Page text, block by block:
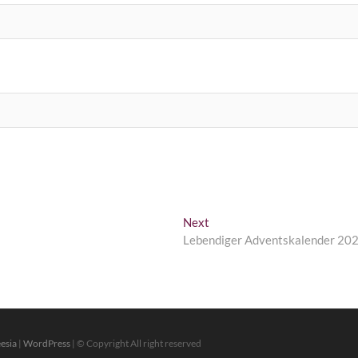
Next
post:
Lebendiger Adventskalender
| WordPress | © Copyright All right reserved